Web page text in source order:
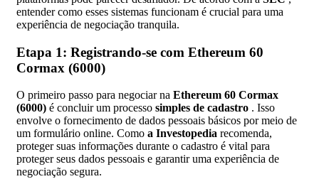
entender como esses sistemas funcionam é crucial para uma
experiência de negociação tranquila.
Etapa 1: Registrando-se com Ethereum 60
Cormax (6000)
O primeiro passo para negociar na Ethereum 60 Cormax
(6000) é concluir um processo simples de cadastro . Isso
envolve o fornecimento de dados pessoais básicos por meio de
um formulário online. Como a Investopedia recomenda,
proteger suas informações durante o cadastro é vital para
proteger seus dados pessoais e garantir uma experiência de
negociação segura.